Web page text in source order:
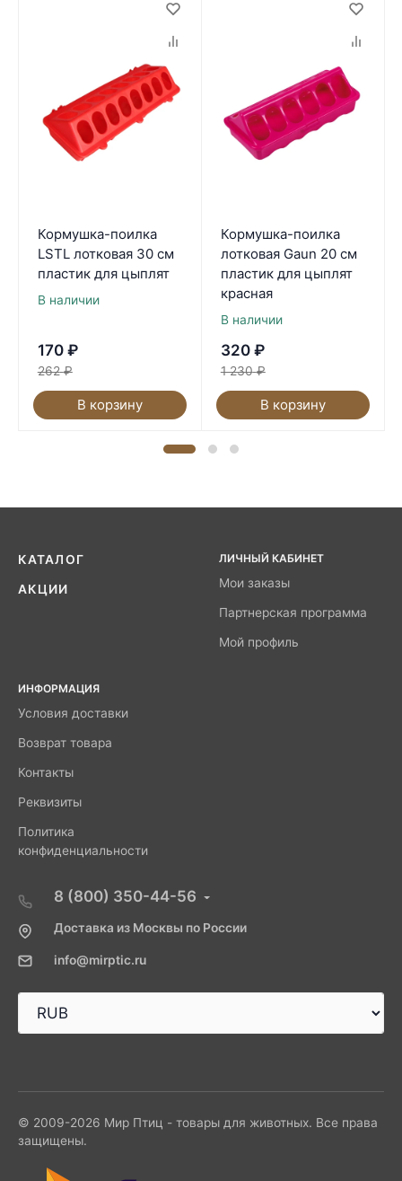
Кормушка-поилка
LSTL лотковая 30 см
пластик для цыплят
В наличии
170 ₽
262 ₽
В корзину
Кормушка-поилка
лотковая Gaun 20 см
пластик для цыплят
красная
В наличии
320 ₽
1 230 ₽
В корзину
КАТАЛОГ
АКЦИИ
ЛИЧНЫЙ КАБИНЕТ
Мои заказы
Партнерская программа
Мой профиль
ИНФОРМАЦИЯ
Условия доставки
Возврат товара
Контакты
Реквизиты
Политика
конфиденциальности
8 (800) 350-44-56
Доставка из Москвы по России
info@mirptic.ru
© 2009-2026 Мир Птиц - товары для животных. Все права
защищены.